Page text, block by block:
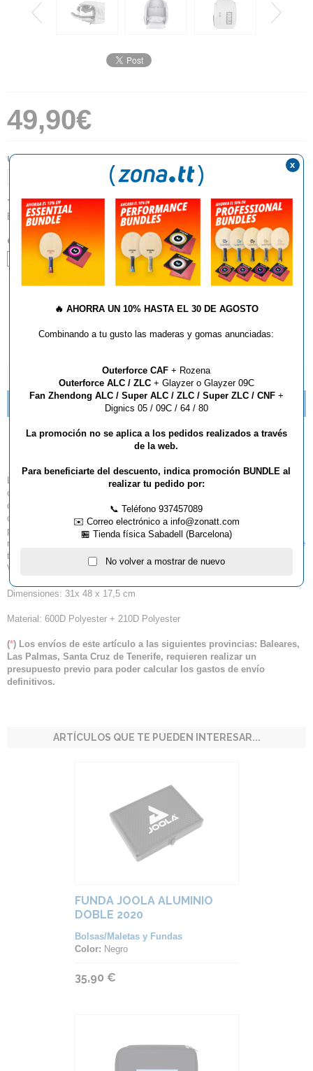
49,90€
UNIDADES:
TIPO:
Bolsas
COLOR:
Negro
AÑADIR AL CARRITO
DESCRIPCIÓN Y CARACTERÍSTICAS
NUEVOS MODELOS DE BOLSAS STANFLY
Mochila Joola Vision II
La mochila JOOLA VISION es una gran mezcla de utilidad y estilo. El
compartimento principal cuenta con una funda acolchada para el portátil
que se puede asegurar con un cierre de gancho, un gran bolsillo interior
con cremallera y 2 bolsillos más pequeños. Hay 3 compartimentos en la
parte delantera, 2 de los cuales se cierran con cremalleras SBS
moldeadas a medida. Una capucha cosida con correa de hebilla mantiene
tus objetos seguros y secos. Viaja con estilo con la mochila JOOLA
VISION.
Dimensiones: 31x 48 x 17,5 cm
Material: 600D Polyester + 210D Polyester
(*) Los envíos de este artículo a las siguientes provincias: Baleares,
Las Palmas, Santa Cruz de Tenerife, requieren realizar un
presupuesto previo para poder calcular los gastos de envío
definitivos.
ARTÍCULOS QUE TE PUEDEN INTERESAR...
FUNDA JOOLA ALUMINIO
DOBLE 2020
Bolsas/Maletas y Fundas
Color: Negro
35,90 €
🔥 AHORRA UN 10% HASTA EL 30 DE AGOSTO
Combinando a tu gusto las maderas y gomas anunciadas:
Outerforce CAF + Rozena
Outerforce ALC / ZLC+ Glayzer o Glayzer 09C
Fan Zhendong ALC / Super ALC / ZLC / Super ZLC / CNF+
Dignics 05 / 09C / 64 / 80
La promoción no se aplica a los pedidos realizados a través
de la web.
Para beneficiarte del descuento, indica promoción BUNDLE al
realizar tu pedido por:
📞 Teléfono 937457089
✉️ Correo electrónico a info@zonatt.com
🏪 Tienda física Sabadell (Barcelona)
No volver a mostrar de nuevo
x